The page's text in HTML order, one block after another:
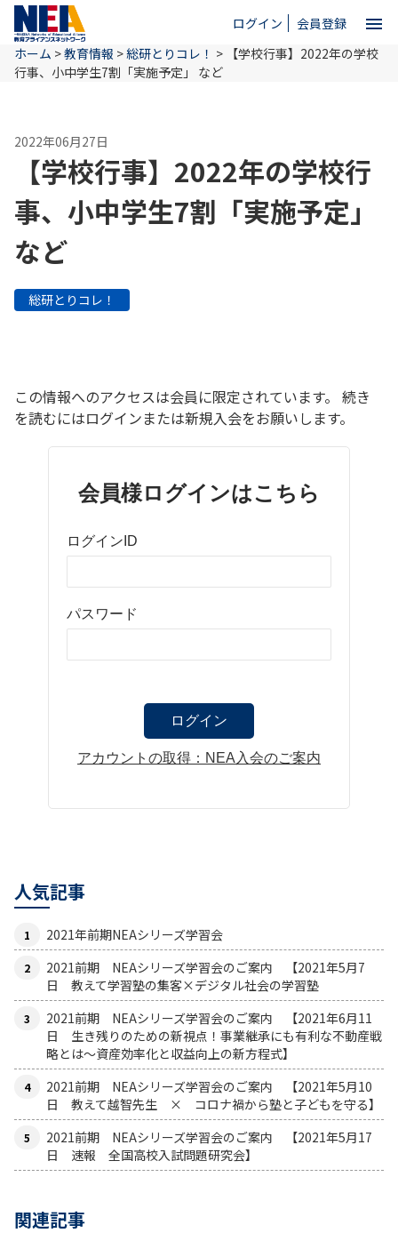
ログイン 会員登録 menu
ホーム
NEAとは
教育情報
お問い合わせ
ホーム >教育情報 >総研とりコレ！ > 【学校行事】2022年の学校
行事、小中学生7割「実施予定」 など
2022年06月27日
【学校行事】2022年の学校行
事、小中学生7割「実施予定」
など
総研とりコレ！
この情報へのアクセスは会員に限定されています。 続き
を読むにはログインまたは新規入会をお願いします。
会員様ログインはこちら
ログインID
パスワード
アカウントの取得：NEA入会のご案内
人気記事
2021年前期NEAシリーズ学習会
2021前期 NEAシリーズ学習会のご案内 【2021年5月7
日 教えて学習塾の集客×デジタル社会の学習塾
2021前期 NEAシリーズ学習会のご案内 【2021年6月11
日 生き残りのための新視点！事業継承にも有利な不動産戦
略とは〜資産効率化と収益向上の新方程式】
2021前期 NEAシリーズ学習会のご案内 【2021年5月10
日 教えて越智先生 × コロナ禍から塾と子どもを守る】
2021前期 NEAシリーズ学習会のご案内 【2021年5月17
日 速報 全国高校入試問題研究会】
関連記事